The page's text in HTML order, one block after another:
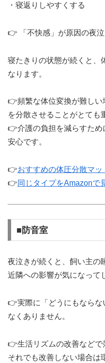
・寝返りしやすくする
👉 「不快感」が原因の夜
寝たきりの状態が続くと、
なります。
👉頻繁な体位変換が難しい
を分散させることがとても
👉介護の負担を減らすた
安心です。
👉おすすめの体圧分散マッ
👉同じタイプをAmazonで
■防音室
夜泣きが続くと、飼い主の
近隣への影響が気になって
👉実際に「どうにもなら
なくありません。
👉生活リズムの改善などで
それでも改善しない場合は